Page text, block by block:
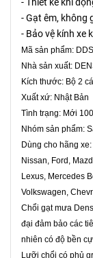
- Gạt êm, không
- Bảo vệ kính xe
Mã sản phẩm: DDS
Nhà sản xuất:
Kích thước: Bộ 2
Xuất xứ: Nhật Bản
Tình trạng: Mới
Nhóm sản phẩm:
Dùng cho hãng
Nissan, Ford,
Lexus, Mercedes
Volkswagen,
Chổi gạt mưa
đại đảm bảo các
nhiên có độ bền
Lưỡi chổi có phủ